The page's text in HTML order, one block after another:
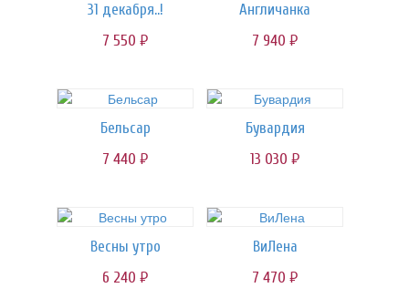
31 декабря..!
7 550 руб.
Англичанка
7 940 руб.
Бельсар
7 440 руб.
Бувардия
13 030 руб.
Весны утро
6 240 руб.
ВиЛена
7 470 руб.